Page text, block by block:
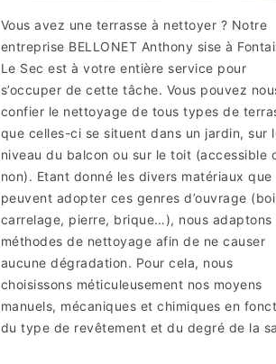
Vous avez une terrasse à nettoyer ? Notre
entreprise BELLONET Anthony sise à
Le Sec est à votre entière service pour
s’occuper de cette tâche. Vous pouvez
confier le nettoyage de tous types de
que celles-ci se situent dans un jardin, sur
niveau du balcon ou sur le toit (accessible
non). Etant donné les divers matériaux que
peuvent adopter ces genres d’ouvrage
carrelage, pierre, brique…), nous adaptons
méthodes de nettoyage afin de ne causer
aucune dégradation. Pour cela, nous
choisissons méticuleusement nos moyens
manuels, mécaniques et chimiques en
du type de revêtement et du degré de la